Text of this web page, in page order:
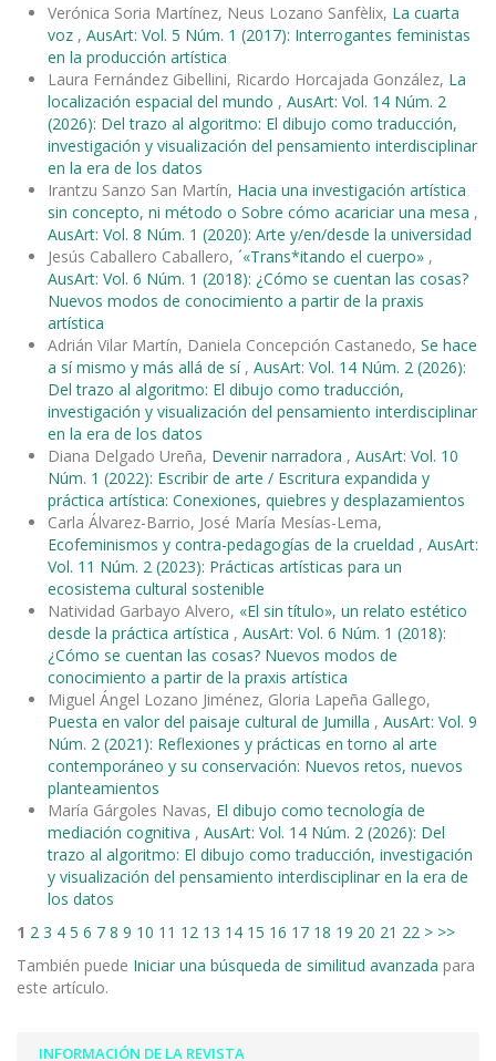
Verónica Soria Martínez, Neus Lozano Sanfèlix, La cuarta
voz , AusArt: Vol. 5 Núm. 1 (2017): Interrogantes feministas
en la producción artística
Laura Fernández Gibellini, Ricardo Horcajada González, La
localización espacial del mundo , AusArt: Vol. 14 Núm. 2
(2026): Del trazo al algoritmo: El dibujo como traducción,
investigación y visualización del pensamiento interdisciplinar
en la era de los datos
Irantzu Sanzo San Martín, Hacia una investigación artística
sin concepto, ni método o Sobre cómo acariciar una mesa ,
AusArt: Vol. 8 Núm. 1 (2020): Arte y/en/desde la universidad
Jesús Caballero Caballero, ´«Trans*itando el cuerpo» ,
AusArt: Vol. 6 Núm. 1 (2018): ¿Cómo se cuentan las cosas?
Nuevos modos de conocimiento a partir de la praxis
artística
Adrián Vilar Martín, Daniela Concepción Castanedo, Se hace
a sí mismo y más allá de sí , AusArt: Vol. 14 Núm. 2 (2026):
Del trazo al algoritmo: El dibujo como traducción,
investigación y visualización del pensamiento interdisciplinar
en la era de los datos
Diana Delgado Ureña, Devenir narradora , AusArt: Vol. 10
Núm. 1 (2022): Escribir de arte / Escritura expandida y
práctica artística: Conexiones, quiebres y desplazamientos
Carla Álvarez-Barrio, José María Mesías-Lema,
Ecofeminismos y contra-pedagogías de la crueldad , AusArt:
Vol. 11 Núm. 2 (2023): Prácticas artísticas para un
ecosistema cultural sostenible
Natividad Garbayo Alvero, «El sin título», un relato estético
desde la práctica artística , AusArt: Vol. 6 Núm. 1 (2018):
¿Cómo se cuentan las cosas? Nuevos modos de
conocimiento a partir de la praxis artística
Miguel Ángel Lozano Jiménez, Gloria Lapeña Gallego,
Puesta en valor del paisaje cultural de Jumilla , AusArt: Vol. 9
Núm. 2 (2021): Reflexiones y prácticas en torno al arte
contemporáneo y su conservación: Nuevos retos, nuevos
planteamientos
María Gárgoles Navas, El dibujo como tecnología de
mediación cognitiva , AusArt: Vol. 14 Núm. 2 (2026): Del
trazo al algoritmo: El dibujo como traducción, investigación
y visualización del pensamiento interdisciplinar en la era de
los datos
1 2 3 4 5 6 7 8 9 10 11 12 13 14 15 16 17 18 19 20 21 22 > >>
También puede Iniciar una búsqueda de similitud avanzada para
este artículo.
INFORMACIÓN DE LA REVISTA